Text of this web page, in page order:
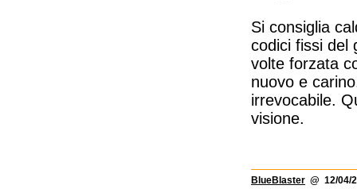
Si consiglia
codici fissi del
volte forzata
nuovo e
irrevocabile.
visione.
BlueBlaster @ 12/04/